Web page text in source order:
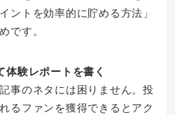
ントを効率的に貯める方法」
です。
験レポートを書く
事のネタには困りません。投
るファンを獲得できるとアク